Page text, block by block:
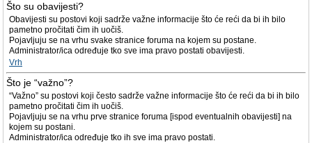
Što su obavijesti?
Obavijesti su postovi koji sadrže važne informacije što će reći da bi ih bilo
pametno pročitati čim ih uočiš.
Pojavljuju se na vrhu svake stranice foruma na kojem su postane.
Administrator/ica određuje tko sve ima pravo postati obavijesti.
Vrh
Što je “važno”?
“Važno” su postovi koji često sadrže važne informacije što će reći da bi ih bilo
pametno pročitati čim ih uočiš.
Pojavljuju se na vrhu prve stranice foruma [ispod eventualnih obavijesti] na
kojem su postani.
Administrator/ica određuje tko ih sve ima pravo postati.